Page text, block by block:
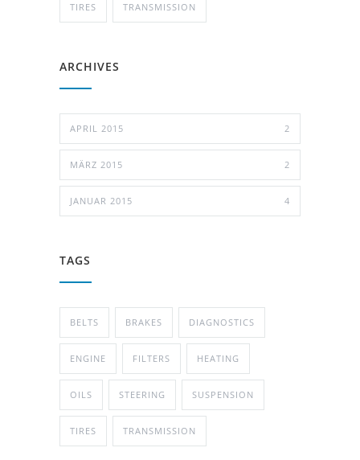
TIRES TRANSMISSION
ARCHIVES
APRIL 2015 2
MÄRZ 2015 2
JANUAR 2015 4
TAGS
BELTS BRAKES DIAGNOSTICS
ENGINE FILTERS HEATING
OILS STEERING SUSPENSION
TIRES TRANSMISSION